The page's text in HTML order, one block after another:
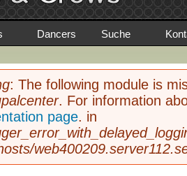
Dancers Suche
: The following module is
. For information
page. in